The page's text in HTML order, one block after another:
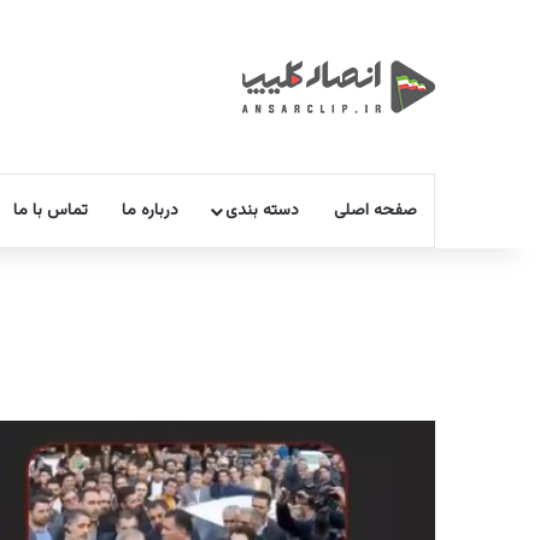
صفحه اصلی دسته بندی درباره ما تماس با ما